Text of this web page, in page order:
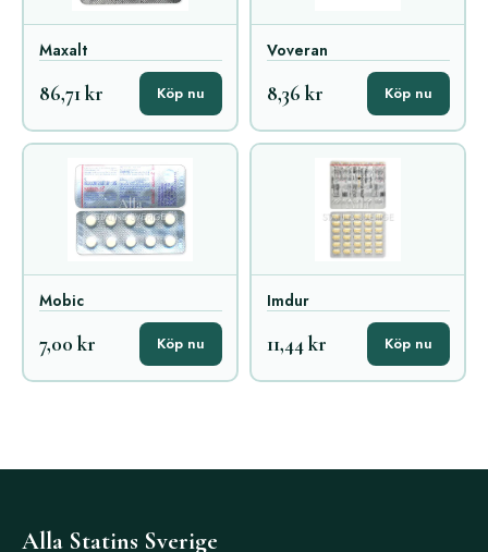
Maxalt
86,71 kr Köp nu
Voveran
8,36 kr Köp nu
Mobic
7,00 kr Köp nu
Imdur
11,44 kr Köp nu
Alla Statins Sverige